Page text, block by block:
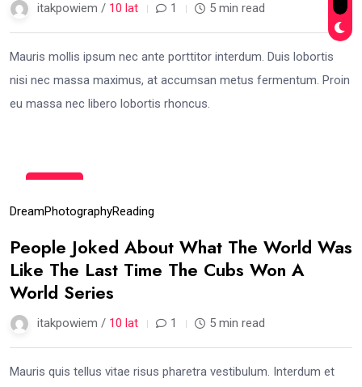
itakpowiem / 10 lat 1 5 min read
Mauris mollis ipsum nec ante porttitor interdum. Duis lobortis
nisi nec massa maximus, at accumsan metus fermentum. Proin
eu massa nec libero lobortis rhoncus.
gru
DreamPhotographyReading
People Joked About What The World Was
Like The Last Time The Cubs Won A
World Series
itakpowiem / 10 lat 1 5 min read
Mauris quis tellus vitae risus pharetra vestibulum. Interdum et